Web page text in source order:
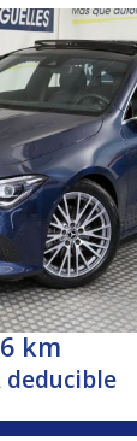
km
deducible